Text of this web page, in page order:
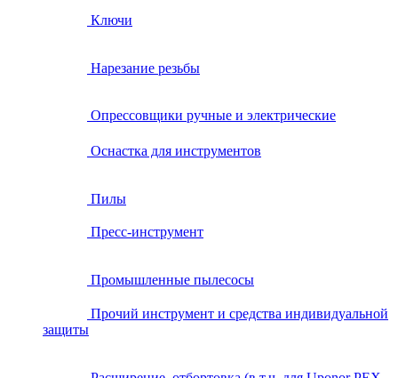
Ключи
Нарезание резьбы
Опрессовщики ручные и электрические
Оснастка для инструментов
Пилы
Пресс-инструмент
Промышленные пылесосы
Прочий инструмент и средства индивидуальной
защиты